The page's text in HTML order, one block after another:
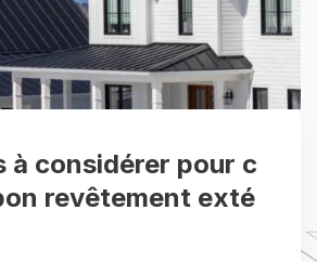
à considérer pour c
revêtement exté